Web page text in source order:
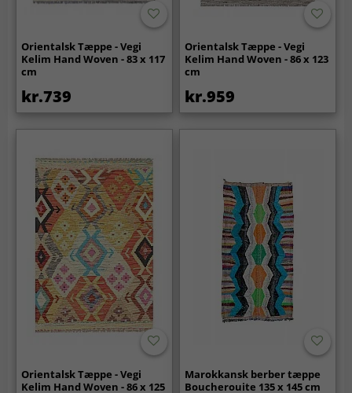
Orientalsk Tæppe - Vegi
Kelim Hand Woven - 83 x 117
cm
kr.739
Orientalsk Tæppe - Vegi
Kelim Hand Woven - 86 x 123
cm
kr.959
Orientalsk Tæppe - Vegi
Kelim Hand Woven - 86 x 125
Marokkansk berber tæppe
Boucherouite 135 x 145 cm